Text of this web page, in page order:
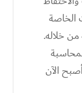
الخاصة
من خلاله.
الآن